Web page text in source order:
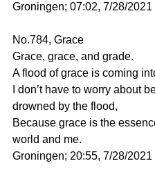
Groningen; 07:02, 7/28/2021
No.784, Grace
Grace, grace, and grade.
A flood of grace is coming
I don’t have to worry about
drowned by the flood,
Because grace is the
world and me.
Groningen; 20:55, 7/28/2021